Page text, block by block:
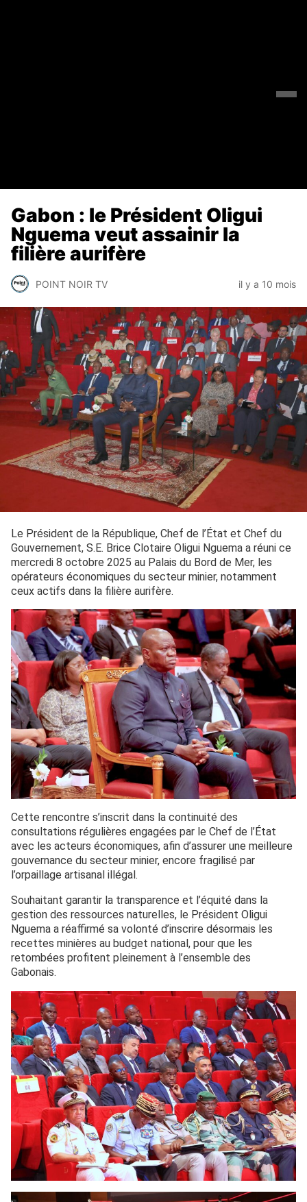
Gabon : le Président Oligui
Nguema veut assainir la
filière aurifère
POINT NOIR TV il y a 10 mois
Le Président de la République, Chef de l’État et Chef du
Gouvernement, S.E. Brice Clotaire Oligui Nguema a réuni ce
mercredi 8 octobre 2025 au Palais du Bord de Mer, les
opérateurs économiques du secteur minier, notamment
ceux actifs dans la filière aurifère.
Cette rencontre s’inscrit dans la continuité des
consultations régulières engagées par le Chef de l’État
avec les acteurs économiques, afin d’assurer une meilleure
gouvernance du secteur minier, encore fragilisé par
l’orpaillage artisanal illégal.
Souhaitant garantir la transparence et l’équité dans la
gestion des ressources naturelles, le Président Oligui
Nguema a réaffirmé sa volonté d’inscrire désormais les
recettes minières au budget national, pour que les
retombées profitent pleinement à l’ensemble des
Gabonais.